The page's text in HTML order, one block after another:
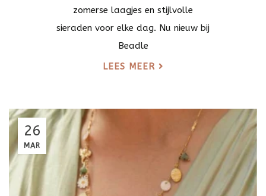
zomerse laagjes en stijlvolle
sieraden voor elke dag. Nu nieuw bij
Beadle
LEES MEER
26
MAR